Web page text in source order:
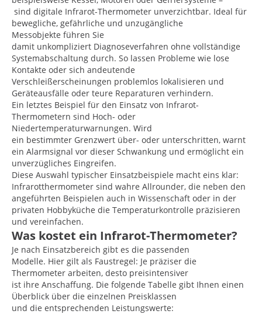
sind digitale Infrarot-Thermometer unverzichtbar. Ideal für
bewegliche, gefährliche und unzugängliche
Messobjekte führen Sie
damit unkompliziert Diagnoseverfahren ohne vollständige
Systemabschaltung durch. So lassen Probleme wie lose
Kontakte oder sich andeutende
Verschleißerscheinungen problemlos lokalisieren und
Geräteausfälle oder teure Reparaturen verhindern.
Ein letztes Beispiel für den Einsatz von Infrarot-
Thermometern sind Hoch- oder
Niedertemperaturwarnungen. Wird
ein bestimmter Grenzwert über- oder unterschritten, warnt
ein Alarmsignal vor dieser Schwankung und ermöglicht ein
unverzügliches Eingreifen.
Diese Auswahl typischer Einsatzbeispiele macht eins klar:
Infrarotthermometer sind wahre Allrounder, die neben den
angeführten Beispielen auch in Wissenschaft oder in der
privaten Hobbyküche die Temperaturkontrolle präzisieren
und vereinfachen.
Was kostet ein Infrarot-Thermometer?
Je nach Einsatzbereich gibt es die passenden
Modelle. Hier gilt als Faustregel: Je präziser die
Thermometer arbeiten, desto preisintensiver
ist ihre Anschaffung. Die folgende Tabelle gibt Ihnen einen
Überblick über die einzelnen Preisklassen
und die entsprechenden Leistungswerte: